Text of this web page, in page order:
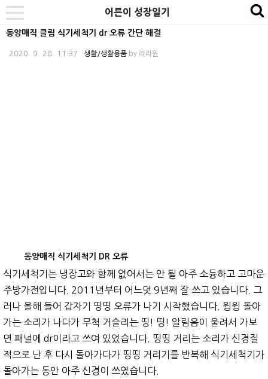
본
바
내
게
카
고
toggle
navigation
어른이 성장일기
동양매직 클림 식기세척기 dr 오류 간단 해결
2020. 9. 28. 11:37 생활/생활용품 by 라라윈
동양매직 식기세척기 DR 오류
식기세척기는 냉장고와 함께 없어서는 안 될 아주 소듕하고 고마운
주방가전입니다. 2011년부터 어느덧 9년째 잘 쓰고 있습니다. 그
러나 올해 들어 갑자기 띵띵 오류가 나기 시작했습니다. 윙윙 돌아
가는 소리가 나다가 무척 거슬리는 띵! 띵! 알림음이 울려서 가보
면 패널에 dr이라고 쓰여 있었습니다. 띵띵 거리는 소리가 신경질
적으로 난 후 다시 돌아가다가 띵띵 거리기를 반복해 식기세척기가
돌아가는 동안 아주 신경이 쓰였습니다.